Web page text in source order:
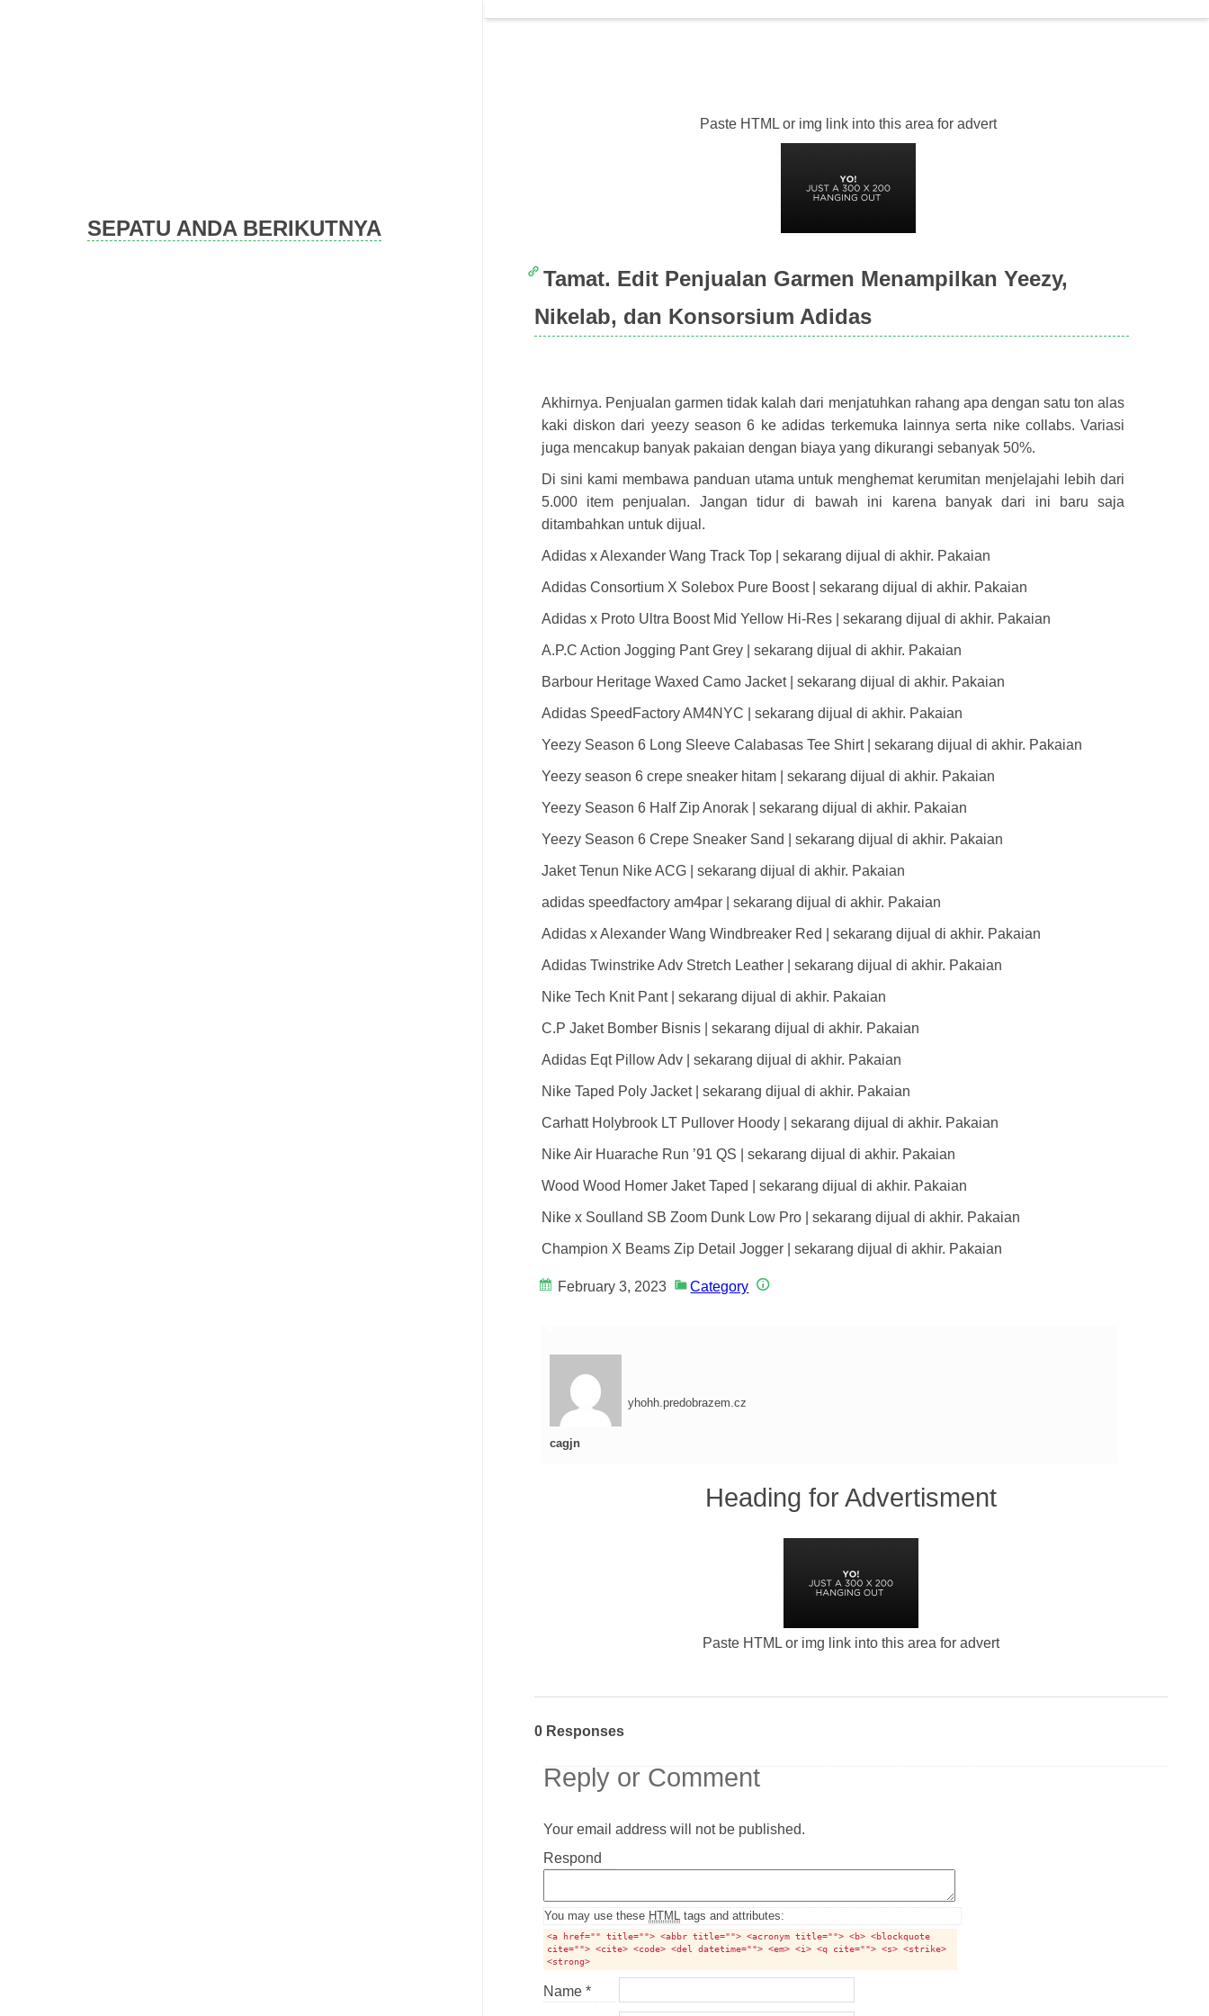
SEPATU ANDA BERIKUTNYA
Paste HTML or img link into this area for advert
Tamat. Edit Penjualan Garmen Menampilkan Yeezy,
Nikelab, dan Konsorsium Adidas
Akhirnya. Penjualan garmen tidak kalah dari menjatuhkan rahang apa dengan satu ton alas
kaki diskon dari yeezy season 6 ke adidas terkemuka lainnya serta nike collabs. Variasi
juga mencakup banyak pakaian dengan biaya yang dikurangi sebanyak 50%.
Di sini kami membawa panduan utama untuk menghemat kerumitan menjelajahi lebih dari
5.000 item penjualan. Jangan tidur di bawah ini karena banyak dari ini baru saja
ditambahkan untuk dijual.
Adidas x Alexander Wang Track Top | sekarang dijual di akhir. Pakaian
Adidas Consortium X Solebox Pure Boost | sekarang dijual di akhir. Pakaian
Adidas x Proto Ultra Boost Mid Yellow Hi-Res | sekarang dijual di akhir. Pakaian
A.P.C Action Jogging Pant Grey | sekarang dijual di akhir. Pakaian
Barbour Heritage Waxed Camo Jacket | sekarang dijual di akhir. Pakaian
Adidas SpeedFactory AM4NYC | sekarang dijual di akhir. Pakaian
Yeezy Season 6 Long Sleeve Calabasas Tee Shirt | sekarang dijual di akhir. Pakaian
Yeezy season 6 crepe sneaker hitam | sekarang dijual di akhir. Pakaian
Yeezy Season 6 Half Zip Anorak | sekarang dijual di akhir. Pakaian
Yeezy Season 6 Crepe Sneaker Sand | sekarang dijual di akhir. Pakaian
Jaket Tenun Nike ACG | sekarang dijual di akhir. Pakaian
adidas speedfactory am4par | sekarang dijual di akhir. Pakaian
Adidas x Alexander Wang Windbreaker Red | sekarang dijual di akhir. Pakaian
Adidas Twinstrike Adv Stretch Leather | sekarang dijual di akhir. Pakaian
Nike Tech Knit Pant | sekarang dijual di akhir. Pakaian
C.P Jaket Bomber Bisnis | sekarang dijual di akhir. Pakaian
Adidas Eqt Pillow Adv | sekarang dijual di akhir. Pakaian
Nike Taped Poly Jacket | sekarang dijual di akhir. Pakaian
Carhatt Holybrook LT Pullover Hoody | sekarang dijual di akhir. Pakaian
Nike Air Huarache Run ’91 QS | sekarang dijual di akhir. Pakaian
Wood Wood Homer Jaket Taped | sekarang dijual di akhir. Pakaian
Nike x Soulland SB Zoom Dunk Low Pro | sekarang dijual di akhir. Pakaian
Champion X Beams Zip Detail Jogger | sekarang dijual di akhir. Pakaian
February 3, 2023 Category
cagjn
yhohh.predobrazem.cz
Heading for Advertisment
Paste HTML or img link into this area for advert
0 Responses
Reply or Comment
Your email address will not be published.
Respond
You may use these HTML tags and attributes:
<a href="" title=""> <abbr title=""> <acronym title=""> <b> <blockquote
cite=""> <cite> <code> <del datetime=""> <em> <i> <q cite=""> <s> <strike>
<strong>
Name*